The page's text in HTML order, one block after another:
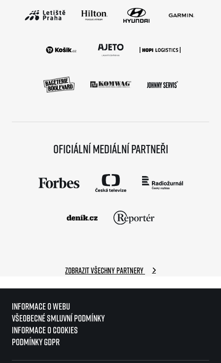
Oficiální mediální partneři
Zobrazit všechny partnery
Informace o webu
Všeobecné smluvní podmínky
Informace o cookies
Podmínky GDPR